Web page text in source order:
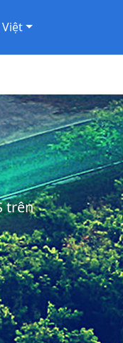
trên